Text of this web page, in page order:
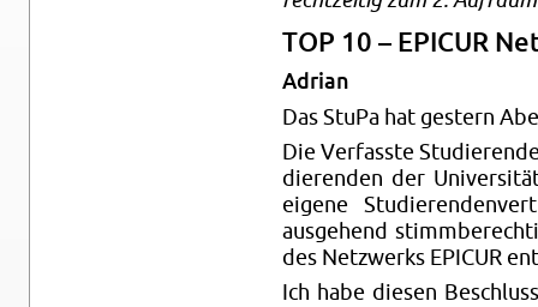
TOP 10 – EPI­CUR
Adri­an
Das StuPa hat ges­tern
Die Ver­fass­te
die­ren­den der
ei­ge­ne
ausgeh­end
des Net­zwerks EPI­CUR
Ich habe die­sen